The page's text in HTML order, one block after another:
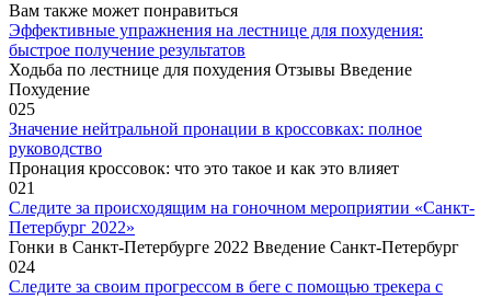
Вам также может понравиться
Эффективные упражнения на лестнице для похудения:
быстрое получение результатов
Ходьба по лестнице для похудения Отзывы Введение
Похудение
025
Значение нейтральной пронации в кроссовках: полное
руководство
Пронация кроссовок: что это такое и как это влияет
021
Следите за происходящим на гоночном мероприятии «Санкт-
Петербург 2022»
Гонки в Санкт-Петербурге 2022 Введение Санкт-Петербург
024
Следите за своим прогрессом в беге с помощью трекера с